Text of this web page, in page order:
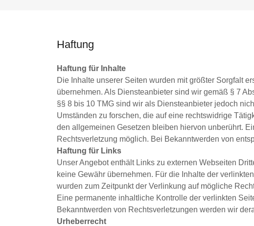
Haftung
Haftung für Inhalte
Die Inhalte unserer Seiten wurden mit größter Sorgfalt
übernehmen. Als Diensteanbieter sind wir gemäß § 7
§§ 8 bis 10 TMG sind wir als Diensteanbieter jedoch
Umständen zu forschen, die auf eine rechtswidrige
den allgemeinen Gesetzen bleiben hiervon unberührt.
Rechtsverletzung möglich. Bei Bekanntwerden von
Haftung für Links
Unser Angebot enthält Links zu externen Webseiten
keine Gewähr übernehmen. Für die Inhalte der
wurden zum Zeitpunkt der Verlinkung auf mögliche
Eine permanente inhaltliche Kontrolle der verlinkten
Bekanntwerden von Rechtsverletzungen werden wir
Urheberrecht